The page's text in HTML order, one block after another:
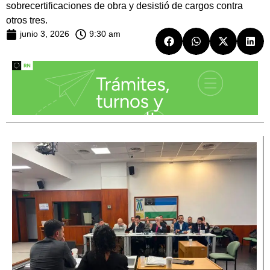
sobrecertificaciones de obra y desistió de cargos contra
otros tres.
junio 3, 2026 9:30 am